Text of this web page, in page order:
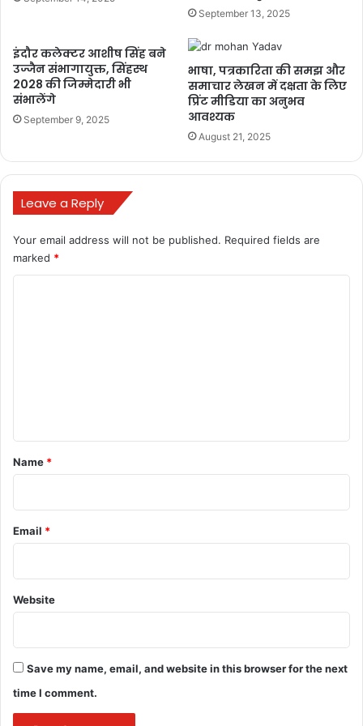
lockdown k bad vrindavan ghume
mathura vrindavan
surya vrindavan
vatsalya gram vatsalya gram in vrindavan
vatsalya gram ngo
vatsalya gram vrindavan
vatsalya gram vrindavan address
vrindavan vatsalya gram vrindavan video
September 13, 2025
इंदौर कलेक्टर आशीष सिंह बने
उज्जैन संभागायुक्त, सिंहस्थ
2028 की जिम्मेदारी भी
संभालेंगे
September 9, 2025
भाषा, पत्रकारिता की समझ और
समाचार लेखन में दक्षता के लिए
प्रिंट मीडिया का अनुभव
आवश्यक
August 21, 2025
Leave a Reply
Your email address will not be published. Required fields are
marked *
*
Name *
Email *
Website
Save my name, email, and website in this browser for the next
time I comment.